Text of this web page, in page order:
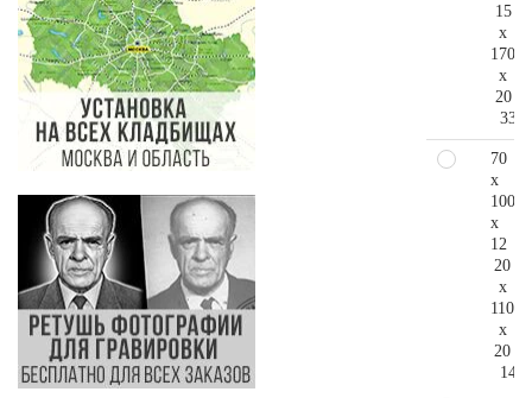
15
x
170
x
20
70
x
100
x
12
20
x
110
x
20